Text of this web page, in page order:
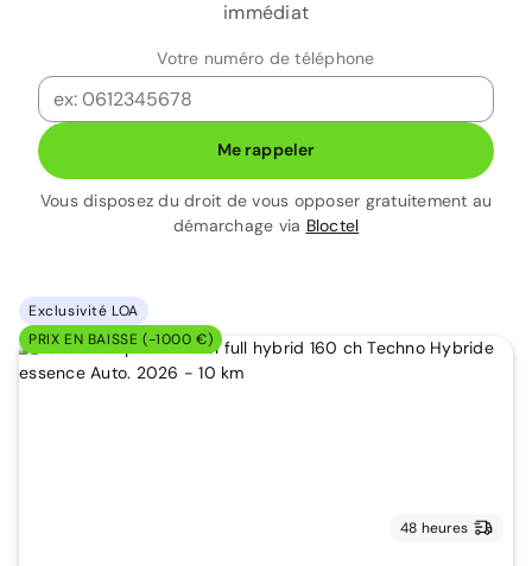
immédiat
Votre numéro de téléphone
Me rappeler
Vous disposez du droit de vous opposer gratuitement au
démarchage via Bloctel
Exclusivité LOA
PRIX EN BAISSE (-1000 €)
48 heures